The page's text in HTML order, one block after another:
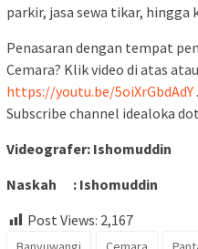
parkir, jasa sewa tikar, hingga
Penasaran dengan tempat
Cemara? Klik video di atas
https://youtu.be/5oiXrGbdAdY
Subscribe channel idealoka
Videografer: Ishomuddin
Naskah : Ishomuddin
Post Views: 2,167